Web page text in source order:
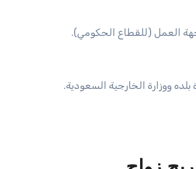
العمل (للقطاع الحكومي).
ووزارة الخارجية السعودية.